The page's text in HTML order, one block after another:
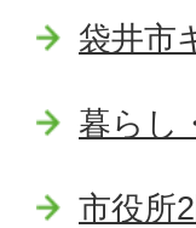
袋井市
暮らし
市役所